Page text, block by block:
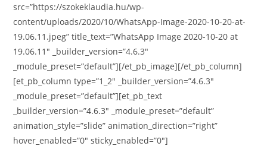
src=”https://szokeklaudia.hu/wp-
content/uploads/2020/10/WhatsApp-Image-2020-10-20-at-
19.06.11.jpeg” title_text=”WhatsApp Image 2020-10-20 at
19.06.11″ _builder_version=”4.6.3″
_module_preset=”default”][/et_pb_image][/et_pb_column]
[et_pb_column type=”1_2″ _builder_version=”4.6.3″
_module_preset=”default”][et_pb_text
_builder_version=”4.6.3″ _module_preset=”default”
animation_style=”slide” animation_direction=”right”
hover_enabled=”0″ sticky_enabled=”0″]